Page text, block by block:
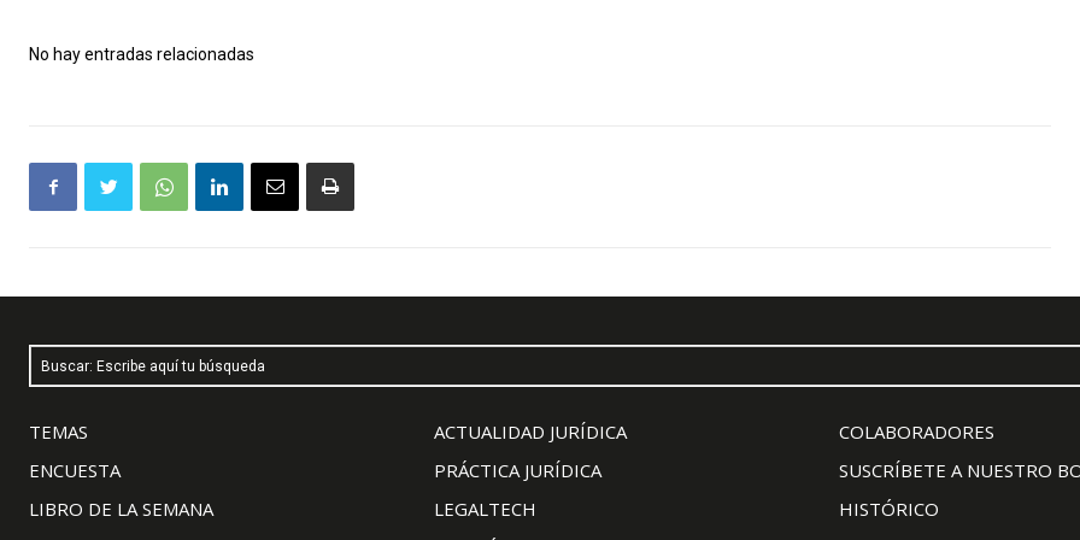
No hay entradas relacionadas
Buscar: Escribe aquí tu búsqueda
TEMAS
ENCUESTA
LIBRO DE LA SEMANA
ACTUALIDAD JURÍDICA
PRÁCTICA JURÍDICA
LEGALTECH
COLABORADORES
SUSCRÍBETE A NUESTRO
HISTÓRICO